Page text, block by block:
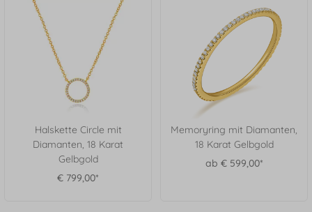
Halskette Circle mit
Diamanten, 18 Karat
Gelbgold
€ 799,00*
Memoryring mit Diamanten,
18 Karat Gelbgold
ab € 599,00*